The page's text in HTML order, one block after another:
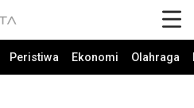
Peristiwa Ekonomi Olahraga